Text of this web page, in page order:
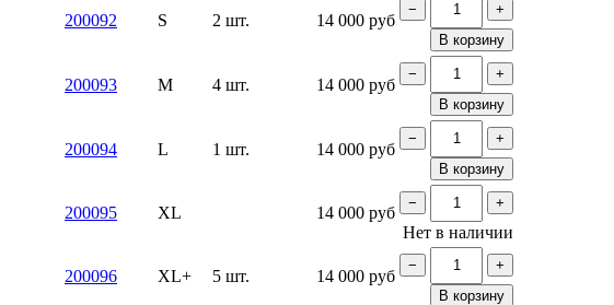
200092 S 2 шт. 14 000 руб
−
+
В корзину
200093 M 4 шт. 14 000 руб
−
+
В корзину
200094 L 1 шт. 14 000 руб
−
+
В корзину
200095 XL 14 000 руб − +
Нет в наличии
200096 XL+ 5 шт. 14 000 руб
−
+
В корзину